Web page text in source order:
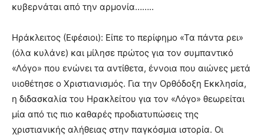
κυβερνάται από την αρμονία……..
Ηράκλειτος (Εφέσιοι): Είπε το περίφημο «Τα πάντα ρει»
(όλα κυλάνε) και μίλησε πρώτος για τον συμπαντικό
«Λόγο» που ενώνει τα αντίθετα, έννοια που αιώνες μετά
υιοθέτησε ο Χριστιανισμός. Για την Ορθόδοξη Εκκλησία,
η διδασκαλία του Ηρακλείτου για τον «Λόγο» θεωρείται
μία από τις πιο καθαρές προδιατυπώσεις της
χριστιανικής αλήθειας στην παγκόσμια ιστορία. Οι